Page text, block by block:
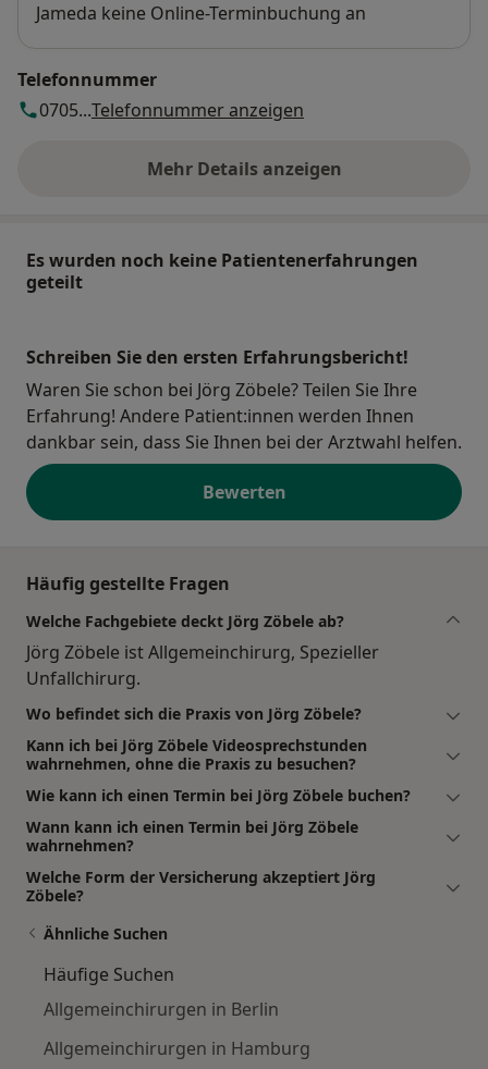
Jameda keine Online-Terminbuchung an
Telefonnummer
0705...Telefonnummer anzeigen
Mehr Details anzeigen
über die Adresse
Es wurden noch keine Patientenerfahrungen
geteilt
Schreiben Sie den ersten Erfahrungsbericht!
Waren Sie schon bei Jörg Zöbele? Teilen Sie Ihre
Erfahrung! Andere Patient:innen werden Ihnen
dankbar sein, dass Sie Ihnen bei der Arztwahl helfen.
Bewerten
Häufig gestellte Fragen
Welche Fachgebiete deckt Jörg Zöbele ab?
Jörg Zöbele ist Allgemeinchirurg, Spezieller
Unfallchirurg.
Wo befindet sich die Praxis von Jörg Zöbele?
Kann ich bei Jörg Zöbele Videosprechstunden
wahrnehmen, ohne die Praxis zu besuchen?
Wie kann ich einen Termin bei Jörg Zöbele buchen?
Wann kann ich einen Termin bei Jörg Zöbele
wahrnehmen?
Welche Form der Versicherung akzeptiert Jörg
Zöbele?
Ähnliche Suchen
Häufige Suchen
Allgemeinchirurgen in Berlin
Allgemeinchirurgen in Hamburg